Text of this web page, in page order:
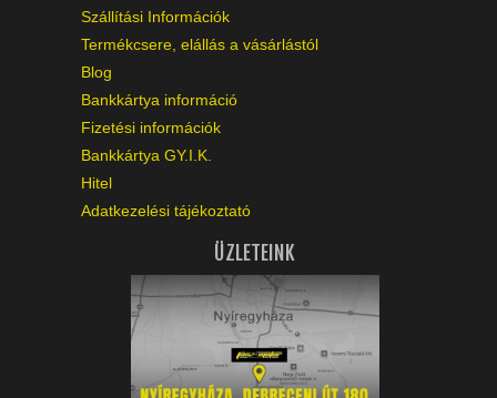
Szállítási Információk
Termékcsere, elállás a vásárlástól
Blog
Bankkártya információ
Fizetési információk
Bankkártya GY.I.K.
Hitel
Adatkezelési tájékoztató
ÜZLETEINK